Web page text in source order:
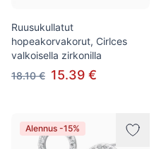
Ruusukullatut
hopeakorvakorut, Cirlces
valkoisella zirkonilla
18.10 € 15.39 €
Alennus -15%